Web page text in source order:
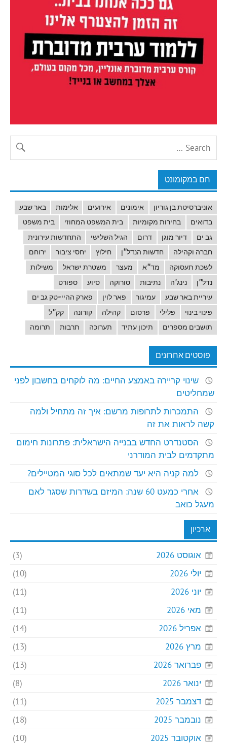
חם במקומונט
אוניברסיטת בן גוריון אימונים אירועים אלימות
באר שבע
בדואים
בחירות מקומיות בית המשפט המחוזי
בית משפט
גב ים
דיור מוגן דרום הגיל השלישי
התחדשות עירונית
חברה וקהילה
חדשות הנדל"ן חילוץ יחסי ציבור
ירוחם
לשכת תעסוקה
מד"א מעצר משטרת ישראל
משילות
נדל"ן
נינג'ה נתיבות סורוקה סיוע
ספורט
עיריית באר שבע
עמיגור פאר לוין
פארק ההיי-טק גב ים
פינוי בינוי
פלילי פרסום קהילה קורונה
קק"ל
תושבים מספרים
תיכון עתיד תערוכה תרבות תרומה
פוסטים אחרונים
שינוי קריירה באמצע החיים: מה לוקחים בחשבון לפני
שמחליטים
התמכרות לתרופות מרשם: איך זה מתחיל ולמה
קשה לראות את זה
הסטנדרט החדש בבנייה הישראלית: פתרונות חימום
מתקדמים לבית המודרני
למה קניה היא יעד שמתאים לכל סוגי המטיילים?
אחרי כמעט 60 שנה: המיזם בשדרות שסגר לאם
מעגל כואב
ארכיון
אוגוסט 2026
יולי 2026
יוני 2026
מאי 2026
אפריל 2026
מרץ 2026
פברואר 2026
ינואר 2026
דצמבר 2025
נובמבר 2025
אוקטובר 2025